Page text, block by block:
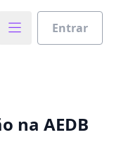
Entrar
na AEDB